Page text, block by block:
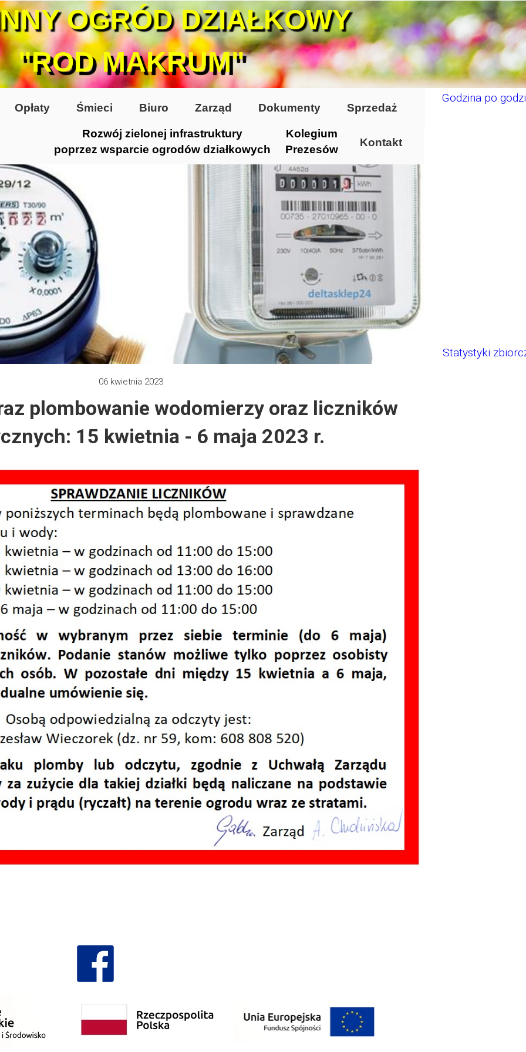
Kolegium
Prezesów
Rozwój zielonej infrastruktury
poprzez wsparcie ogrodów działkowych
te
te
2013
2013
Opłaty Śmieci Biuro Zarząd Dokumenty Sprzedaż
Kontakt
Statystyki
Godzina po
OGRÓD DZIAŁKOWY
"ROD MAKRUM"
06 kwietnia 2023
plombowanie wodomierzy oraz liczników
15 kwietnia - 6 maja 2023 r.